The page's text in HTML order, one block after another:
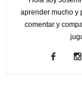
aprender mucho y
comentar y